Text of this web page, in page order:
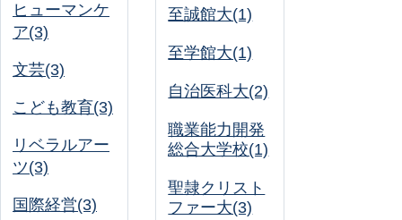
ヒューマンケ
ア(3)
文芸(3)
こども教育(3)
リベラルアー
ツ(3)
国際経営(3)
至誠館大(1)
至学館大(1)
自治医科大(2)
職業能力開発
総合大学校(1)
聖隷クリスト
ファー大(3)